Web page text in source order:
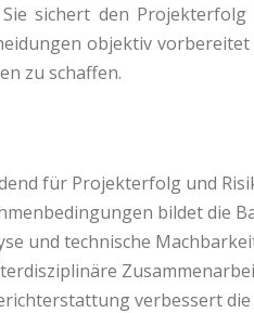
sichert den
objektiv
zu schaffen.
für Projekterfolg und
bildet die
und technische
verbessert